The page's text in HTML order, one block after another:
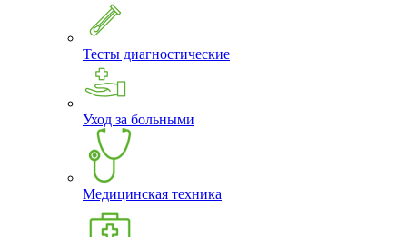
Тесты диагностические
Уход за больными
Медицинская техника